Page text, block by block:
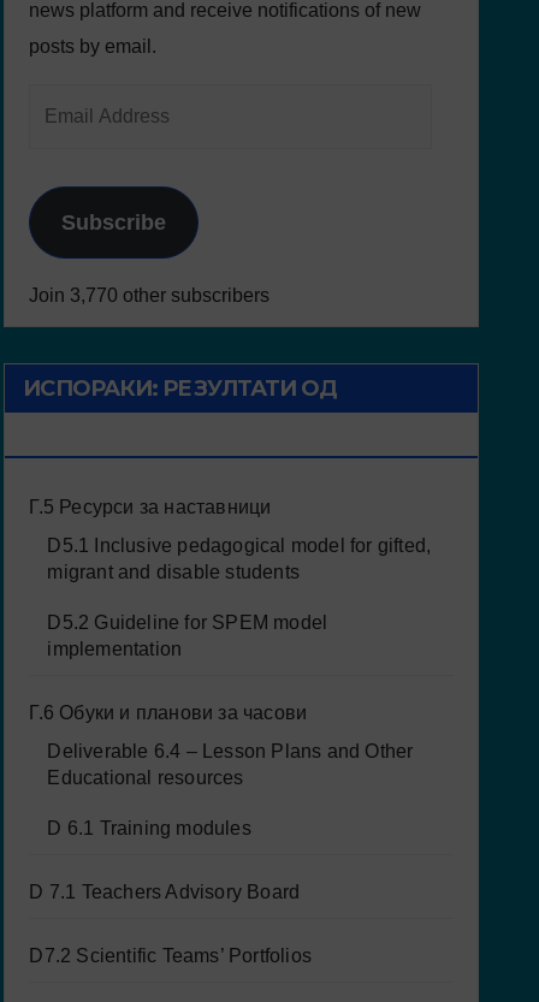
news platform and receive notifications of new
posts by email.
Subscribe
Join 3,770 other subscribers
ИСПОРАКИ: РЕЗУЛТАТИ ОД
Г.5 Ресурси за наставници
D5.1 Inclusive pedagogical model for gifted,
migrant and disable students
D5.2 Guideline for SPEM model
implementation
Г.6 Обуки и планови за часови
Deliverable 6.4 – Lesson Plans and Other
Educational resources
D 6.1 Training modules
D 7.1 Teachers Advisory Board
D7.2 Scientific Teams’ Portfolios